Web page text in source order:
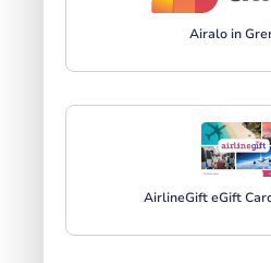
Airalo in
AirlineGift eGift